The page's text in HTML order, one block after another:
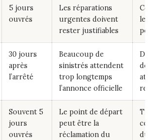
5 jours
ouvrés
Les réparations
urgentes doivent
rester justifiables
les
30 jours
après
l’arrêté
Beaucoup de
sinistrés attendent
trop longtemps
l’annonce officielle
Souvent 5
jours
ouvrés
Le point de départ
peut être la
réclamation du
du